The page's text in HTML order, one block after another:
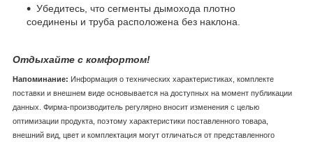
Убедитесь, что сегменты дымохода плотно
соединены и труба расположена без наклона.
Отдыхайте с комфортом!
Напоминание: Информация о технических характеристиках, комплекте
поставки и внешнем виде основывается на доступных на момент публикации
данных. Фирма-производитель регулярно вносит изменения с целью
оптимизации продукта, поэтому характеристики поставленного товара,
внешний вид, цвет и комплектация могут отличаться от представленного